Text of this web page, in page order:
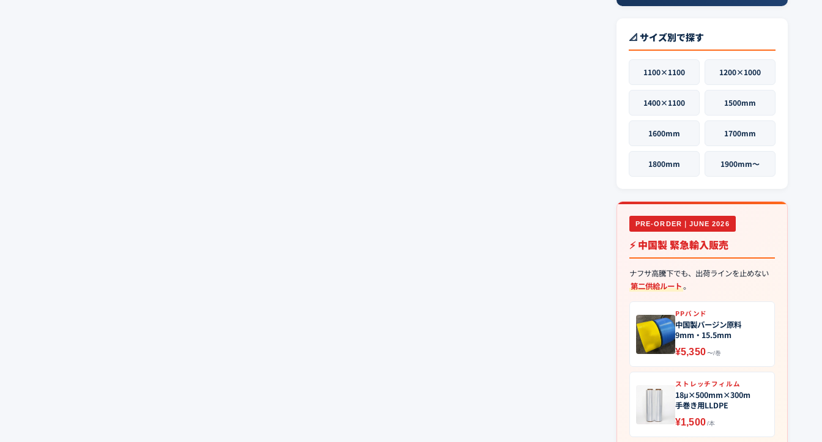
📐 サイズ別で探す
1100×1100 1200×1000
1400×1100 1500mm
1600mm 1700mm
1800mm 1900mm〜
PRE-ORDER｜JUNE 2026
⚡ 中国製 緊急輸入販売
ナフサ高騰下でも、出荷ラインを止めない
第二供給ルート。
PPバンド
中国製バージン原料
9mm・15.5mm
¥5,350〜/巻
ストレッチフィルム
18μ×500mm×300m
手巻き用LLDPE
¥1,500/本